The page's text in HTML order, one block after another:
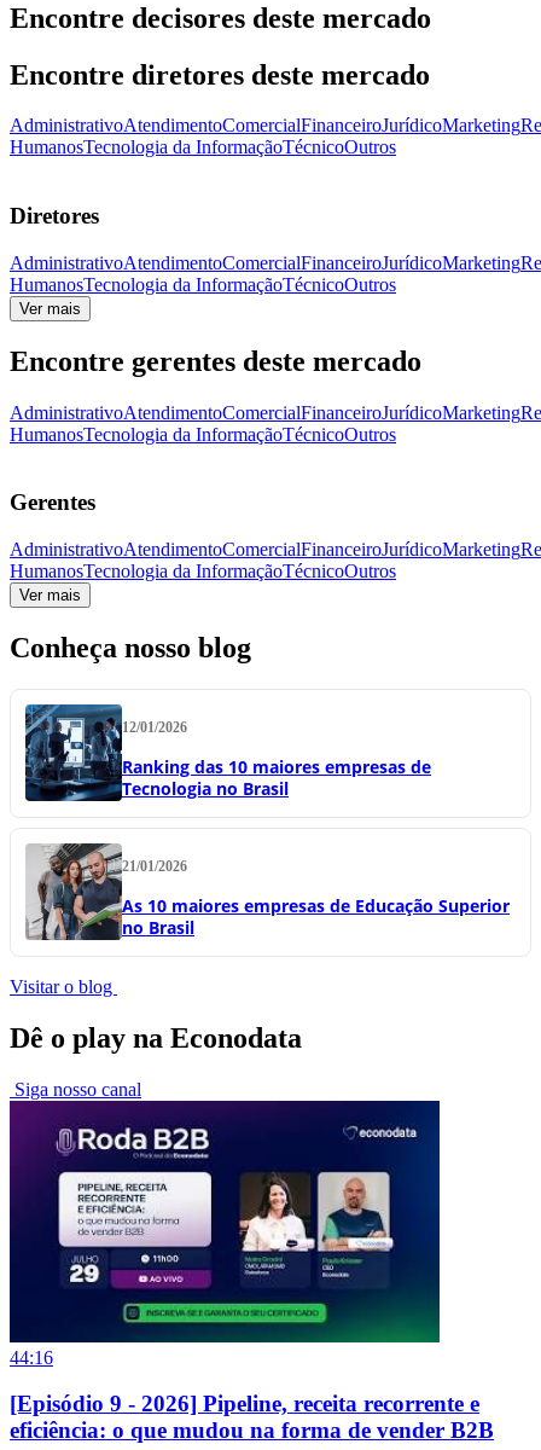
Encontre decisores deste mercado
Encontre diretores deste mercado
AdministrativoAtendimentoComercialFinanceiroJurídicoMarketing
HumanosTecnologia da InformaçãoTécnicoOutros
Diretores
AdministrativoAtendimentoComercialFinanceiroJurídicoMarketing
HumanosTecnologia da InformaçãoTécnicoOutros
Ver mais
Encontre gerentes deste mercado
AdministrativoAtendimentoComercialFinanceiroJurídicoMarketing
HumanosTecnologia da InformaçãoTécnicoOutros
Gerentes
AdministrativoAtendimentoComercialFinanceiroJurídicoMarketing
HumanosTecnologia da InformaçãoTécnicoOutros
Ver mais
Conheça nosso blog
12/01/2026
Ranking das 10 maiores empresas de
Tecnologia no Brasil
21/01/2026
As 10 maiores empresas de Educação Superior
no Brasil
Visitar o blog
Dê o play na Econodata
Siga nosso canal
44:16
[Episódio 9 - 2026] Pipeline, receita recorrente e
eficiência: o que mudou na forma de vender B2B